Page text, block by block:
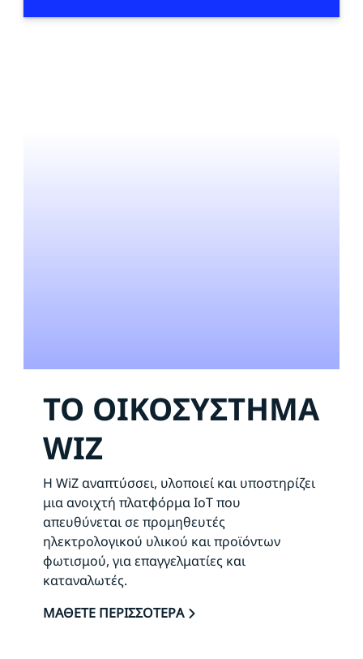
ΤΟ ΟΙΚΟΣΥΣΤΗΜΑ
WIZ
Η WiZ αναπτύσσει, υλοποιεί και υποστηρίζει
μια ανοιχτή πλατφόρμα IoT που
απευθύνεται σε προμηθευτές
ηλεκτρολογικού υλικού και προϊόντων
φωτισμού, για επαγγελματίες και
καταναλωτές.
ΜΑΘΕΤΕ ΠΕΡΙΣΣΟΤΕΡΑ